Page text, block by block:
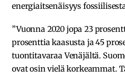
energiaitsenäisyys
”Vuonna 2020 jopa 23
prosenttia kaasusta ja 45
tuontitavaraa Venäjältä.
ovat osin vielä korkeammat.